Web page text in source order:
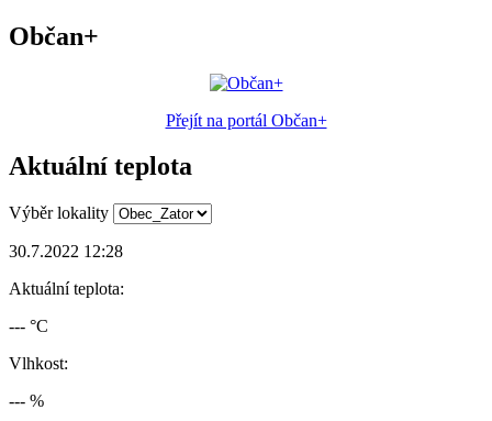
Občan+
Přejít na portál Občan+
Aktuální teplota
Výběr lokality
30.7.2022 12:28
Aktuální teplota:
--- °C
Vlhkost:
--- %